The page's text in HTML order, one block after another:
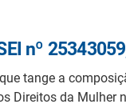
nº
tange a
Direitos da Mulher